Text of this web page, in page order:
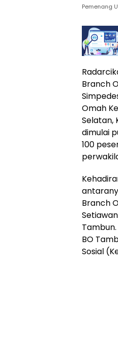
Pemenang
Branch
Omah
Selatan,
dimulai
100
Branch
BO
Sosial